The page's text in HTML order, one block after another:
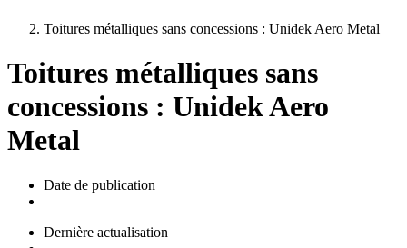
Toitures métalliques sans concessions : Unidek Aero Metal
Toitures métalliques sans
concessions : Unidek Aero
Metal
Date de publication
Dernière actualisation